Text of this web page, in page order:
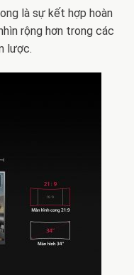
là sự kết hợp hoàn
rộng hơn trong các
lược.